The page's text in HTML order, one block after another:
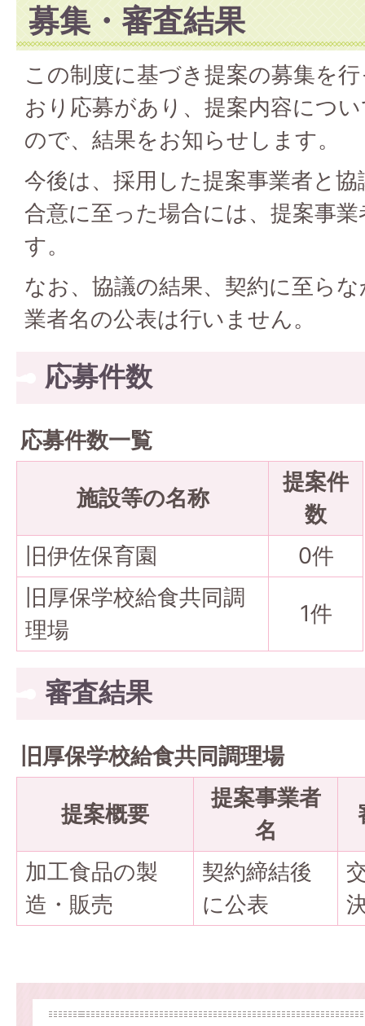
募集・審査結果
この制度に基づき提案の募集を
おり応募があり、提案内容につ
ので、結果をお知らせします。
今後は、採用した提案事業者と
合意に至った場合には、提案事
す。
なお、協議の結果、契約に至ら
業者名の公表は行いません。
応募件数
応募件数一覧
施設等の名称
提案件
数
旧伊佐保育園
0件
旧厚保学校給食共同調
理場
1件
審査結果
旧厚保学校給食共同調理場
提案概要
提案事業者
名
加工食品の製
造・販売
契約締結後
に公表